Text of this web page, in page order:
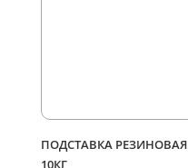
ПОДСТАВКА РЕЗИНОВАЯ
10КГ